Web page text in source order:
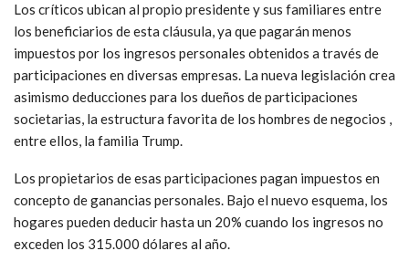
Los críticos ubican al propio presidente y sus familiares entre
los beneficiarios de esta cláusula, ya que pagarán menos
impuestos por los ingresos personales obtenidos a través de
participaciones en diversas empresas. La nueva legislación crea
asimismo deducciones para los dueños de participaciones
societarias, la estructura favorita de los hombres de negocios ,
entre ellos, la familia Trump.
Los propietarios de esas participaciones pagan impuestos en
concepto de ganancias personales. Bajo el nuevo esquema, los
hogares pueden deducir hasta un 20% cuando los ingresos no
exceden los 315.000 dólares al año.